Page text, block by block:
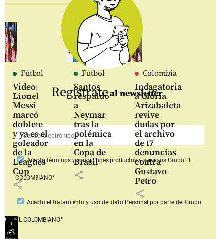
Fútbol
Video:
Lionel
Messi
marcó
doblete
y ya es el
goleador
de la
Leagues
Cup
share
Fútbol
Santos
respaldó
a
Neymar
tras la
polémica
en la
Copa de
Brasil
share
Colombia
Indagatoria
a Gloria
Arizabaleta
revive
dudas por
el archivo
de 17
denuncias
contra
Gustavo
Petro
share
Regístrateal newsletter
Aceptotérminos y condiciones productos y serviciosGrupo EL
COLOMBIANO*
Acepto el tratamiento y uso del dato Personal por parte del Grupo
EL COLOMBIANO*